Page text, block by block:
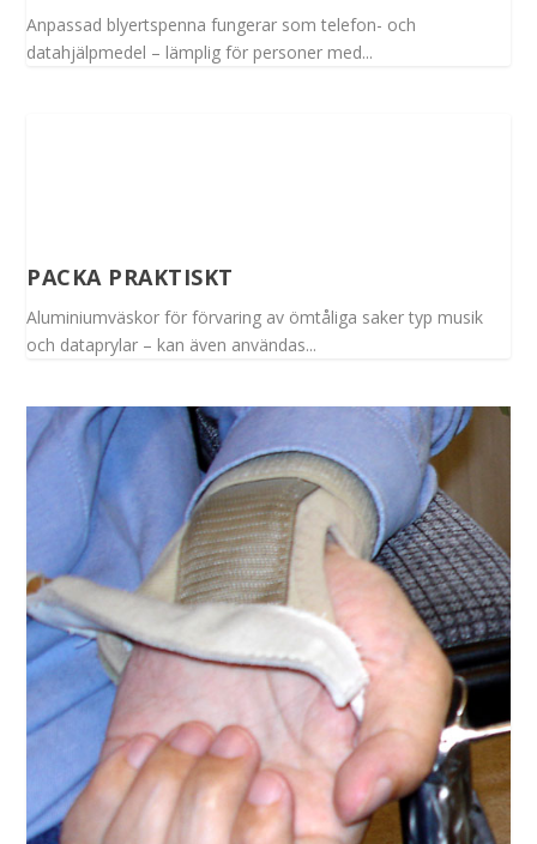
Anpassad blyertspenna fungerar som telefon- och
datahjälpmedel – lämplig för personer med...
PACKA PRAKTISKT
Aluminiumväskor för förvaring av ömtåliga saker typ musik
och dataprylar – kan även användas...